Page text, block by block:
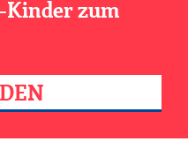
Kinder zum